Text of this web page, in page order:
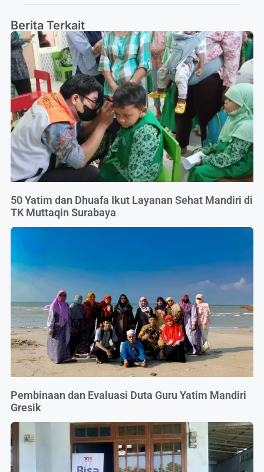
Berita Terkait
50 Yatim dan Dhuafa Ikut Layanan Sehat Mandiri di
TK Muttaqin Surabaya
Pembinaan dan Evaluasi Duta Guru Yatim Mandiri
Gresik